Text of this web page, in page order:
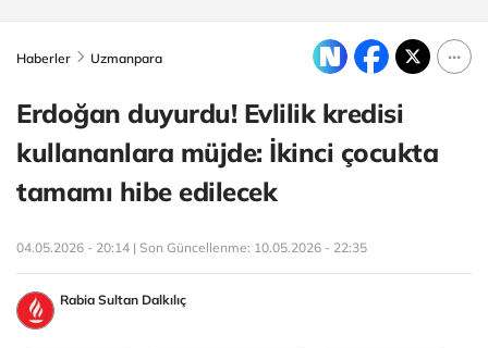
Haberler Uzmanpara
Erdoğan duyurdu! Evlilik kredisi
kullananlara müjde: İkinci çocukta
tamamı hibe edilecek
04.05.2026 - 20:14 | Son Güncellenme: 10.05.2026 - 22:35
Rabia Sultan Dalkılıç